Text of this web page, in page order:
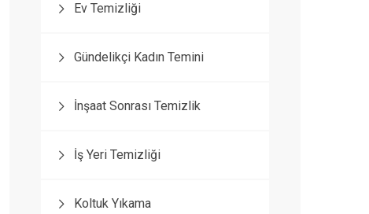
Ev Temizliği
Gündelikçi Kadın Temini
İnşaat Sonrası Temizlik
İş Yeri Temizliği
Koltuk Yıkama